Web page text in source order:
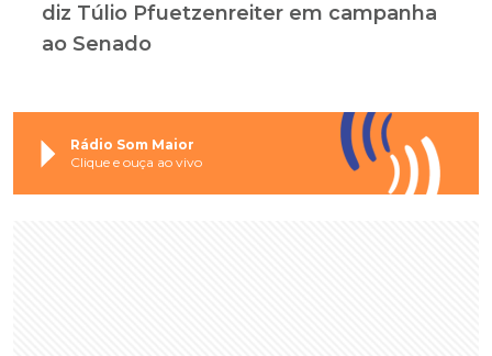
diz Túlio Pfuetzenreiter em campanha
ao Senado
Rádio Som Maior
Clique e ouça ao vivo